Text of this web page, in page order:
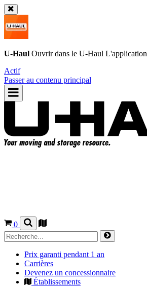
U-Haul Ouvrir dans le U-Haul L'application
Actif
Passer au contenu principal
0
Prix garanti pendant 1 an
Carrières
Devenez un concessionnaire
Établissements